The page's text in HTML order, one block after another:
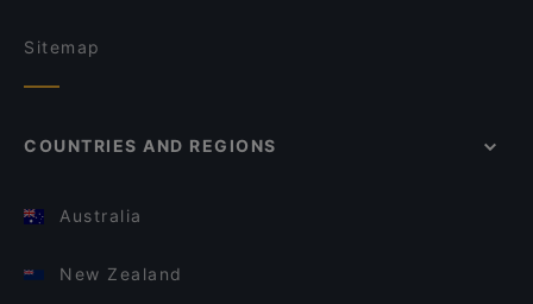
Sitemap
COUNTRIES AND REGIONS
Australia
New Zealand